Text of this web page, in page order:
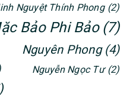
Nguyệt Thính Phong (2)
Bảo Phi Bảo (7)
Nguyên Phong (4)
Nguyễn Ngọc Tư (2)